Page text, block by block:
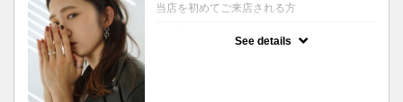
当店を初めてご来店される方
See details